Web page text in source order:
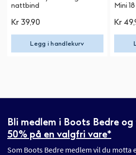
nattbind
Kr 39,90
Legg i handlekurv
Mini
Kr
Bli medlem i Boots Bedre og
50% på en valgfri vare*
Som Boots Bedre medlem vil du motta